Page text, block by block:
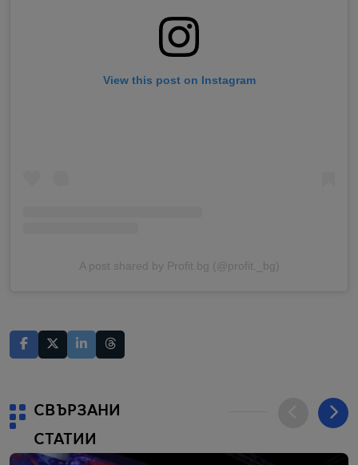
View this post on Instagram
A post shared by Profit.bg (@profit._bg)
СВЪРЗАНИ
СТАТИИ